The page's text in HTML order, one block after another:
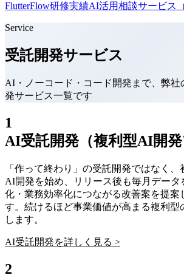
FlutterFlow研修実績AI活用相談サービス
Service
受託開発サービス
AI・ノーコード・コード開発まで、弊社
発サービス一覧です
1
AI受託開発（複利型AI開発
「作って終わり」の受託開発ではなく、
AI開発を始め、リリース後も毎月データ
化・業務効率化につながる改善案を提案
す。続けるほど事業価値が高まる複利型
します。
AI受託開発を詳しく見る >
2